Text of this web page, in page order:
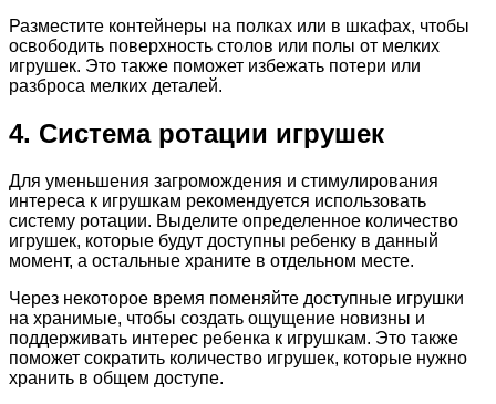
Разместите контейнеры на полках или в шкафах, чтобы
освободить поверхность столов или полы от мелких
игрушек. Это также поможет избежать потери или
разброса мелких деталей.
4. Система ротации игрушек
Для уменьшения загромождения и стимулирования
интереса к игрушкам рекомендуется использовать
систему ротации. Выделите определенное количество
игрушек, которые будут доступны ребенку в данный
момент, а остальные храните в отдельном месте.
Через некоторое время поменяйте доступные игрушки
на хранимые, чтобы создать ощущение новизны и
поддерживать интерес ребенка к игрушкам. Это также
поможет сократить количество игрушек, которые нужно
хранить в общем доступе.